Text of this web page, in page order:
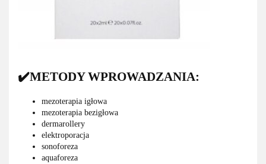
✔️METODY WPROWADZANIA:
mezoterapia igłowa
mezoterapia bezigłowa
dermarollery
elektroporacja
sonoforeza
aquaforeza